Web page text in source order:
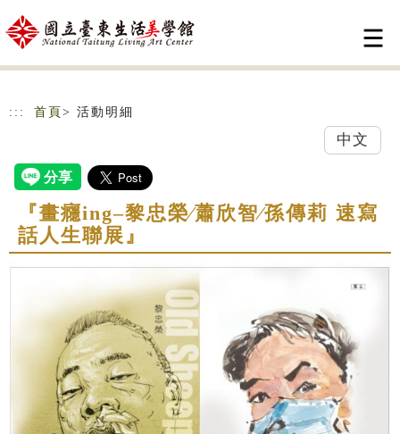
跳到主要內容
網站導覽
::: 首頁 > 活動明細
中文
『畫癮ing–黎忠榮∕蕭欣智∕孫傳莉 速寫
話人生聯展』